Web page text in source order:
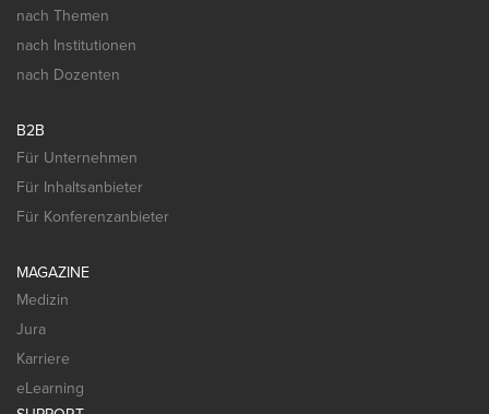
nach Themen
nach Institutionen
nach Dozenten
B2B
Für Unternehmen
Für Inhaltsanbieter
Für Konferenzanbieter
MAGAZINE
Medizin
Jura
Karriere
eLearning